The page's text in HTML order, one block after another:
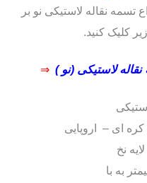
نقاله لاستیکی نو بر
کلیک کنید.
لاستیکی (نو ) ⇒
کره ای – اروپایی